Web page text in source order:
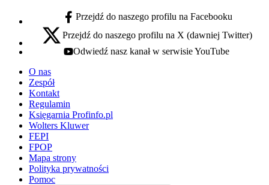
facebook - otwiera się w nowej karcie
Przejdź do naszego profilu na Facebooku
x - otwiera się w nowej karcie
Przejdź do naszego profilu na X (dawniej Twitter)
youtube - otwiera się w nowej karcie
Odwiedź nasz kanał w serwisie YouTube
O nas
Zespół
Kontakt
Regulamin
Księgarnia Profinfo.pl
Wolters Kluwer
FEPI
FPOP
Mapa strony
Polityka prywatności
Pomoc